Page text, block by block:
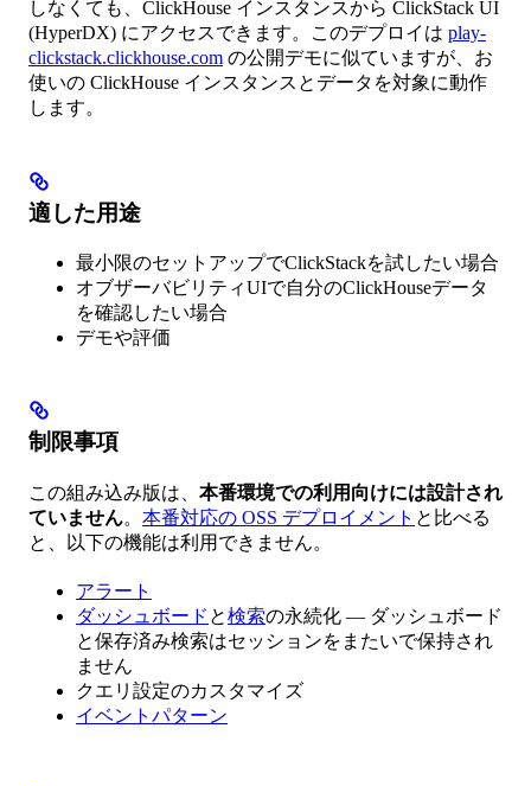
しなくても、ClickHouse インスタンスから ClickStack UI
(HyperDX) にアクセスできます。このデプロイは play-
clickstack.clickhouse.com の公開デモに似ていますが、お
使いの ClickHouse インスタンスとデータを対象に動作
します。
適した用途
最小限のセットアップでClickStackを試したい場合
オブザーバビリティUIで自分のClickHouseデータ
を確認したい場合
デモや評価
制限事項
この組み込み版は、 本番環境での利用向けには設計され
ていません。 本番対応の OSS デプロイメント と比べる
と、以下の機能は利用できません。
アラート
ダッシュボード と検索の永続化 — ダッシュボード
と保存済み検索はセッションをまたいで保持され
ません
クエリ設定のカスタマイズ
イベントパターン